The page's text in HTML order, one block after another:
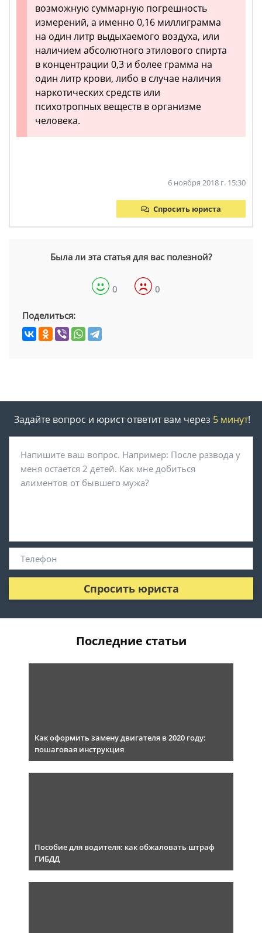
возможную суммарную погрешность
измерений, а именно 0,16 миллиграмма
на один литр выдыхаемого воздуха, или
наличием абсолютного этилового спирта
в концентрации 0,3 и более грамма на
один литр крови, либо в случае наличия
наркотических средств или
психотропных веществ в организме
человека.
6 ноября 2018 г. 15:30
Спросить юриста
Была ли эта статья для вас полезной?
0 0
Поделиться:
Задайте вопрос и юрист ответит вам через 5 минут!
Спросить юриста
Последние статьи
Как оформить замену двигателя в 2020 году:
пошаговая инструкция
Пособие для водителя: как обжаловать штраф
ГИБДД